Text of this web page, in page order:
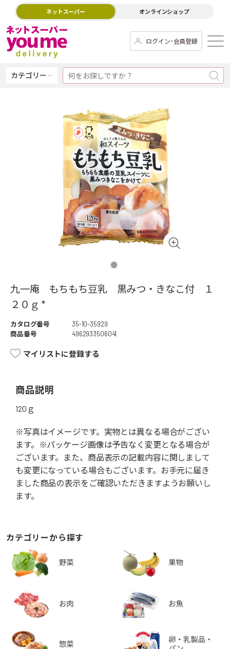
ネットスーパー オンラインショップ
ログイン･会員登録
カテゴリー
九一庵 もちもち豆乳 黒みつ・きなこ付 １
２０ｇ *
カタログ番号
35-10-35929
商品番号
4962933506041
マイリストに登録する
商品説明
120ｇ
※写真はイメージです。実物とは異なる場合がござい
ます。※パッケージ画像は予告なく変更となる場合が
ございます。また、商品表示の記載内容に関しまして
も変更になっている場合もございます。お手元に届き
ました商品の表示をご確認いただきますようお願いし
ます。
カテゴリーから探す